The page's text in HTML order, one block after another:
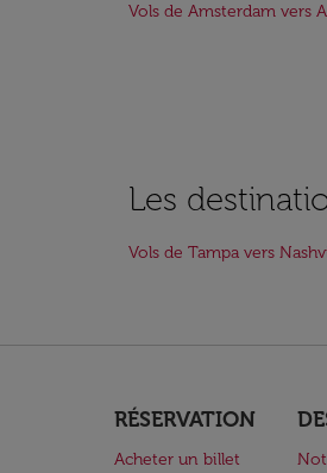
Vols de Amsterdam vers
Les
Vols de Tampa vers
RÉSERVATION
Acheter un billet